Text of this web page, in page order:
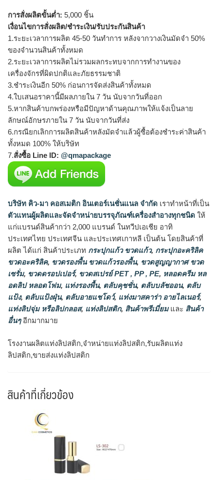
การสั่งผลิตขั้นต่ำ: 5,000 ชิ้น
เงื่อนไขการสั่งผลิต/ชำระเงิน/รับประกันสินค้า
1.ระยะเวลาการผลิต 45-50 วันทำการ หลังจากวางเงินมัดจำ 50%
ของจำนวนสินค้าทั้งหมด
2.ระยะเวลาการผลิตไม่รวมผลกระทบจากการทำงานของ
เครื่องจักรที่ผิดปกติและภัยธรรมชาติ
3.ชำระเงินอีก 50% ก่อนการจัดส่งสินค้าทั้งหมด
4.ใบเสนอราคานี้มีผลภายใน 7 วัน นับจากวันที่ออก
5.หากสินค้าบกพร่องหรือมีปัญหาด้านคุณภาพให้แจ้งเป็นลาย
ลักษณ์อักษรภายใน 7 วัน นับจากวันที่ส่ง
6.กรณียกเลิกการผลิตสินค้าหลังมัดจำแล้วผู้ซื้อต้องชำระค่าสินค้า
ทั้งหมด 100% ให้บริษัท
7.สั่งซื้อ Line ID: @qmapackage
บริษัท คิว-มา คอสเมติก อินเตอร์เนชั่นแนล จำกัด เราทำหน้าที่เป็น
ตัวแทนผู้ผลิตและจัดจำหน่ายบรรจุภัณฑ์เครื่องสำอางทุกชนิด ให้
แก่แบรนด์สินค้ากว่า 2,000 แบรนด์ ในทวีปเอเชีย อาทิ
ประเทศไทย ประเทศจีน และประเทศเกาหลี เป็นต้น โดยสินค้าที่
ผลิต ได้แก่ สินค้าประเภท กระปุกแก้ว ขวดแก้ว, กระปุกอะคริลิค
ขวดอะคริลิค, ขวดรองพื้น ขวดแก้วรองพื้น, ขวดสูญญากาศ ขวด
เซรั่ม, ขวดดรอปเปอร์, ขวดสเปรย์ PET , PP , PE, หลอดครีม หล
อดลิป หลอดโฟม, แท่งรองพื้น, ตลับคุชชั่น, ตลับบลัชออน, ตลับ
แป้ง, ตลับแป้งฝุ่น, ตลับอายแชโดว์, แท่งมาสคาร่า อายไลเนอร์,
แท่งลิปจุ่ม หรือลิปกลอส, แท่งลิปสติก, สินค้าพรีเมี่ยมและ สินค้า
อื่นๆอีกมากมาย
โรงงานผลิตแท่งลิปสติก,จำหน่ายแท่งลิปสติก,รับผลิตแท่ง
ลิปสติก,ขายส่งแท่งลิปสติก
สินค้าที่เกี่ยวข้อง